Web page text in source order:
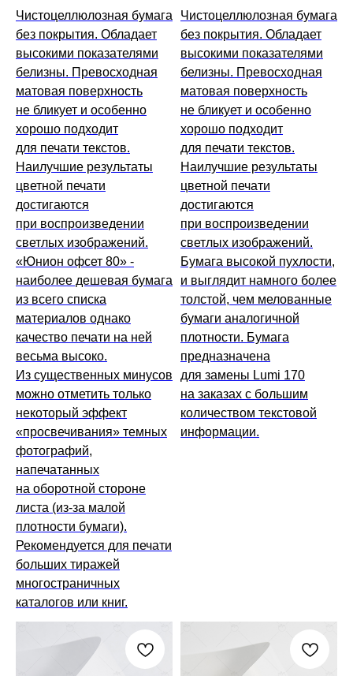
Чистоцеллюлозная бумага
без покрытия. Обладает
высокими показателями
белизны. Превосходная
матовая поверхность
не бликует и особенно
хорошо подходит
для печати текстов.
Наилучшие результаты
цветной печати
достигаются
при воспроизведении
светлых изображений.
«Юнион офсет 80» -
наиболее дешевая бумага
из всего списка
материалов однако
качество печати на ней
весьма высоко.
Из существенных минусов
можно отметить только
некоторый эффект
«просвечивания» темных
фотографий,
напечатанных
на оборотной стороне
листа (из-за малой
плотности бумаги).
Рекомендуется для печати
больших тиражей
многостраничных
каталогов или книг.
Чистоцеллюлозная бумага
без покрытия. Обладает
высокими показателями
белизны. Превосходная
матовая поверхность
не бликует и особенно
хорошо подходит
для печати текстов.
Наилучшие результаты
цветной печати
достигаются
при воспроизведении
светлых изображений.
Бумага высокой пухлости,
и выглядит намного более
толстой, чем мелованные
бумаги аналогичной
плотности. Бумага
предназначена
для замены Lumi 170
на заказах с большим
количеством текстовой
информации.